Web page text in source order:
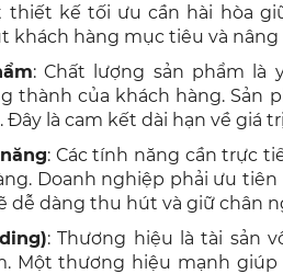
kế tối ưu cần hài hòa
khách hàng mục tiêu và nâng
: Chất lượng sản phẩm
thành của khách hàng. Sản
Đây là cam kết dài hạn về giá
: Các tính năng cần trực
Doanh nghiệp phải ưu
dễ dàng thu hút và giữ chân
: Thương hiệu là tài sản
Một thương hiệu mạnh